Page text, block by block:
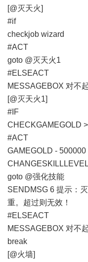
[@灭天火]
#if
checkjob wizard
#ACT
goto @灭天火1
#ELSEACT
MESSAGEBOX 对不
[@灭天火1]
#IF
CHECKGAMEGOLD
#ACT
GAMEGOLD - 500000
goto @强化技能
SENDMSG 6 提示：
重。超过则无效！
#ELSEACT
MESSAGEBOX 对不
break
[@火墙]